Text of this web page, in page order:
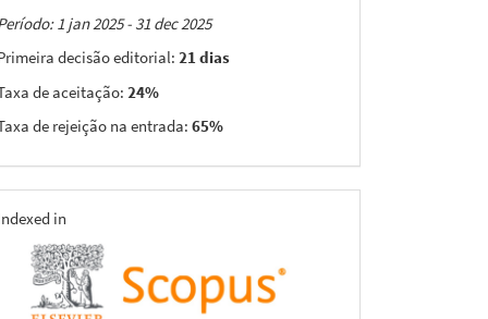
1 jan 2025 - 31 dec 2025
decisão editorial: 21 dias
de aceitação: 24%
de rejeição na entrada: 65%
in